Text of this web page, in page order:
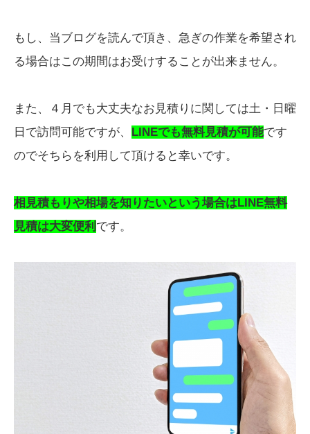
もし、当ブログを読んで頂き、急ぎの作業を希望され
る場合はこの期間はお受けすることが出来ません。
また、４月でも大丈夫なお見積りに関しては土・日曜
日で訪問可能ですが、 LINEでも無料見積が可能です
のでそちらを利用して頂けると幸いです。
相見積もりや相場を知りたいという場合はLINE無料
見積は大変便利 です。